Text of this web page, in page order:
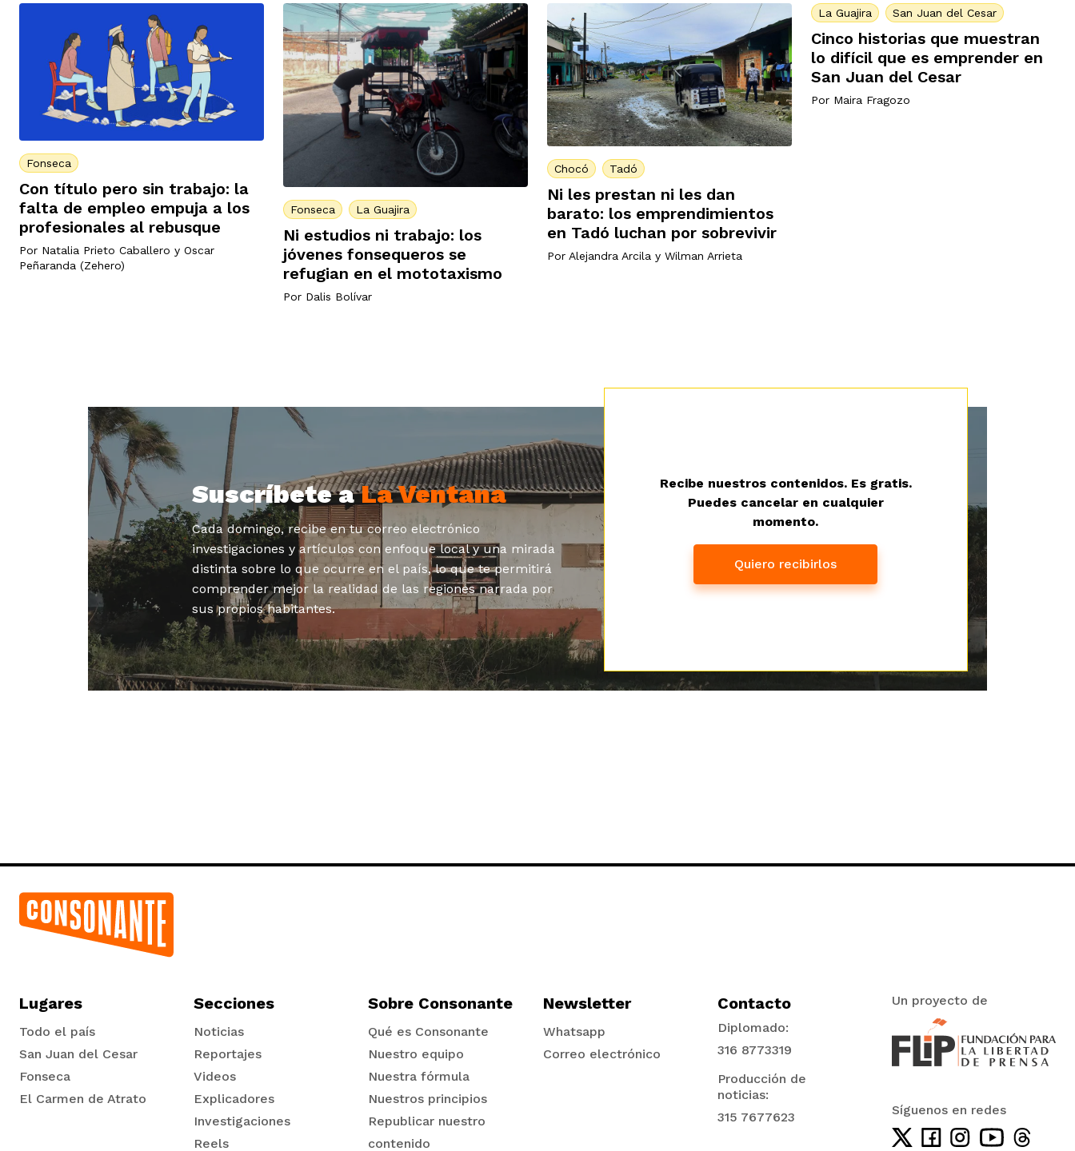
Fonseca
Con título pero sin trabajo: la
falta de empleo empuja a los
profesionales al rebusque
Por Natalia Prieto Caballero y Oscar
Peñaranda (Zehero)
Fonseca La Guajira
Ni estudios ni trabajo: los
jóvenes fonsequeros se
refugian en el mototaxismo
Por Dalis Bolívar
Chocó Tadó
Ni les prestan ni les dan
barato: los emprendimientos
en Tadó luchan por sobrevivir
Por Alejandra Arcila y Wilman Arrieta
La Guajira San Juan del Cesar
Cinco historias que muestran
lo difícil que es emprender en
San Juan del Cesar
Por Maira Fragozo
Suscríbete aLa Ventana
Cada domingo, recibe en tu correo electrónico
investigaciones y artículos con enfoque local y una mirada
distinta sobre lo que ocurre en el país, lo que te permitirá
comprender mejor la realidad de las regiones narrada por
sus propios habitantes.
Recibe nuestros contenidos. Es gratis.
Puedes cancelar en cualquier
momento.
Quiero recibirlos
Lugares
Todo el país
San Juan del Cesar
Fonseca
El Carmen de Atrato
Secciones
Noticias
Reportajes
Videos
Explicadores
Investigaciones
Reels
Sobre Consonante
Qué es Consonante
Nuestro equipo
Nuestra fórmula
Nuestros principios
Republicar nuestro
contenido
Newsletter
Whatsapp
Correo electrónico
Contacto
Diplomado:
316 8773319
Producción de
noticias:
315 7677623
Un proyecto de
Síguenos en redes